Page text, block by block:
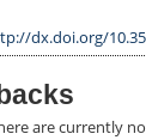
dx.doi.org/
are currently